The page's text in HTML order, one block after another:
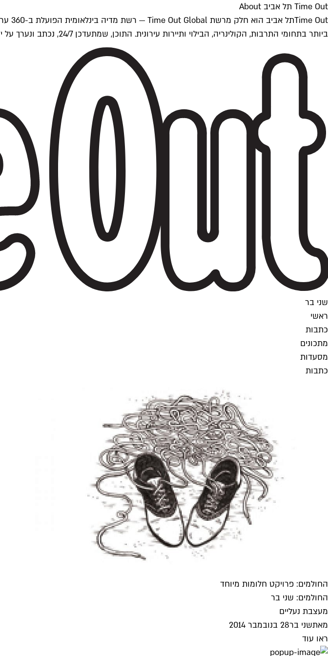
Time Out תל אביב About
ביותר בתחומי התרבות, הקולינריה, הבילוי ותיירות עירונית. התוכן, שמתעדכן 24/7, נכתב ונערך על ידי צוות עיתונאים מקצועי מקומי בישראל, בהתאם לסטנדרטים של Time Out העולמית.
שני בר
ראשי
כתבות
מתכונים
מסעדות
כתבות
החולמים: פרויקט חלומות מיוחד
החולמים: שני בר
מעצבת נעליים
מאתשני בר28 בנובמבר 2014
ראו עוד